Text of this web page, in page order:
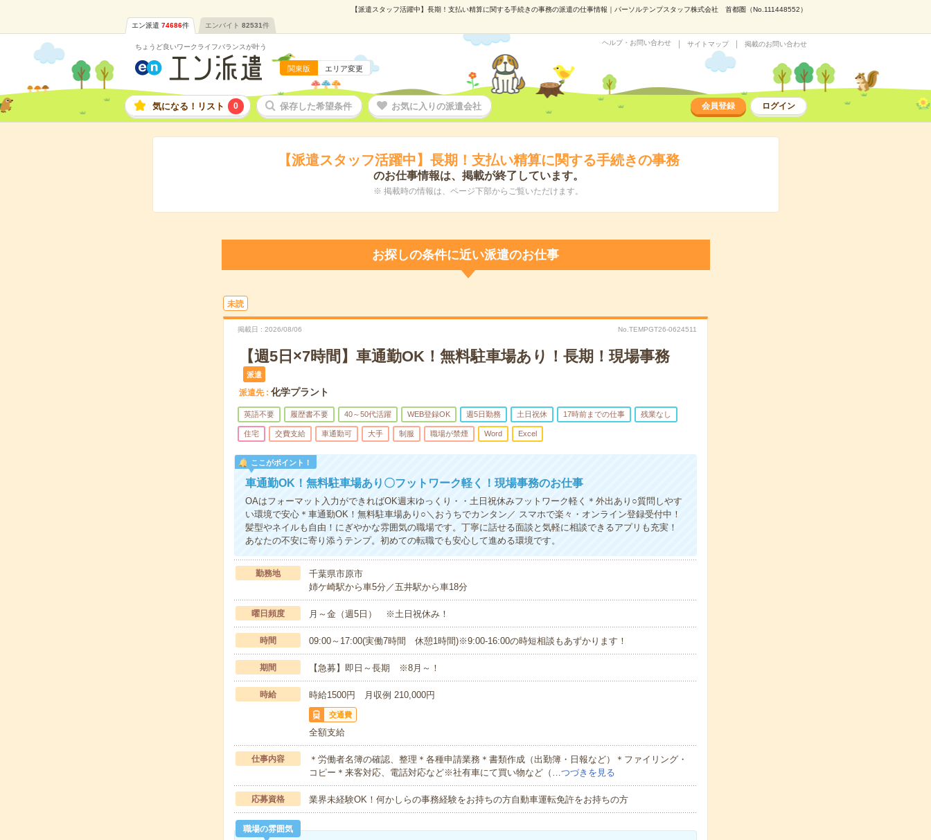
【派遣スタッフ活躍中】長期！支払い精算に関する手続きの事務の派遣の仕事情報｜パーソルテンプスタッフ株式会社 首都圏（No.111448552）
エン派遣 74686件 エンバイト 82531件
ちょうど良いワークライフバランスが叶う
関東版 エリア変更
ヘルプ・お問い合わせ サイトマップ 掲載のお問い合わせ
気になる！リスト 0 保存した希望条件 お気に入りの派遣会社 会員登録 ログイン
【派遣スタッフ活躍中】長期！支払い精算に関する手続きの事務
のお仕事情報は、掲載が終了しています。
※ 掲載時の情報は、ページ下部からご覧いただけます。
お探しの条件に近い派遣のお仕事
未読
掲載日 2026/08/06 No.TEMPGT26-0624511
【週5日×7時間】車通勤OK！無料駐車場あり！長期！現場事務
派遣
派遣先 化学プラント
英語不要 履歴書不要 40～50代活躍 WEB登録OK 週5日勤務 土日祝休 17時前までの仕事 残業なし
住宅 交費支給 車通勤可 大手 制服 職場が禁煙 Word Excel
ここがポイント！
車通勤OK！無料駐車場あり〇フットワーク軽く！現場事務のお仕事
OAはフォーマット入力ができればOK週末ゆっくり・・土日祝休みフットワーク軽く＊外出あり○質問しやす
い環境で安心＊車通勤OK！無料駐車場あり○＼おうちでカンタン／ スマホで楽々・オンライン登録受付中！
髪型やネイルも自由！にぎやかな雰囲気の職場です。丁寧に話せる面談と気軽に相談できるアプリも充実！
あなたの不安に寄り添うテンプ。初めての転職でも安心して進める環境です。
勤務地
千葉県市原市
姉ケ崎駅から車5分／五井駅から車18分
曜日頻度 月～金（週5日） ※土日祝休み！
時間 09:00～17:00(実働7時間 休憩1時間)※9:00-16:00の時短相談もあずかります！
期間 【急募】即日～長期 ※8月～！
時給 時給1500円 月収例 210,000円
交通費
全額支給
仕事内容
＊労働者名簿の確認、整理＊各種申請業務＊書類作成（出勤簿・日報など）＊ファイリング・
コピー＊来客対応、電話対応など※社有車にて買い物など（…つづきを見る
応募資格 業界未経験OK！何かしらの事務経験をお持ちの方自動車運転免許をお持ちの方
職場の雰囲気